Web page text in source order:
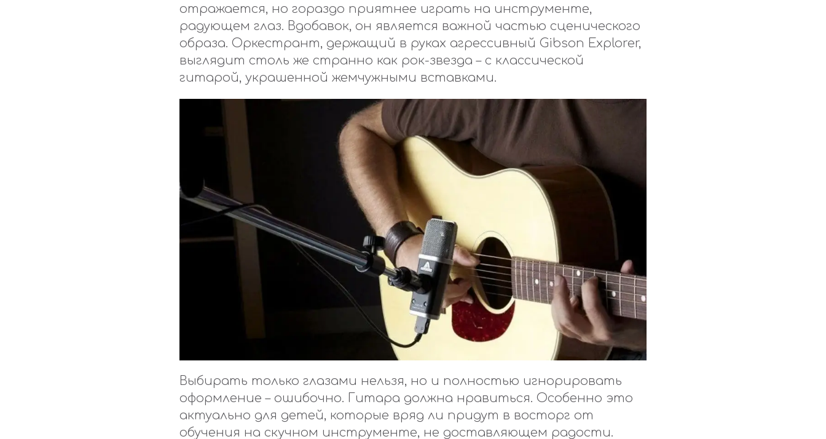
отражается, но гораздо приятнее играть на инструменте,
радующем глаз. Вдобавок, он является важной частью сценического
образа. Оркестрант, держащий в руках агрессивный Gibson Explorer,
выглядит столь же странно как рок-звезда – с классической
гитарой, украшенной жемчужными вставками.
Выбирать только глазами нельзя, но и полностью игнорировать
оформление – ошибочно. Гитара должна нравиться. Особенно это
актуально для детей, которые вряд ли придут в восторг от
обучения на скучном инструменте, не доставляющем радости.